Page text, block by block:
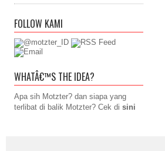
FOLLOW KAMI
WHATÂ€™S THE IDEA?
Apa sih Motzter? dan siapa yang
terlibat di balik Motzter? Cek di sini